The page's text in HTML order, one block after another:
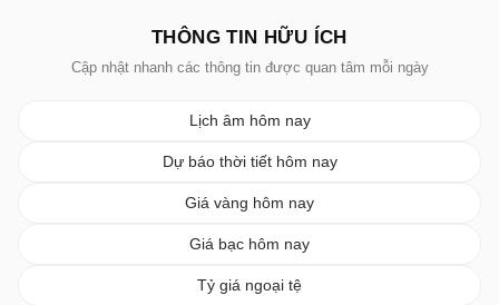
THÔNG TIN HỮU ÍCH
Cập nhật nhanh các thông tin được quan tâm mỗi ngày
Lịch âm hôm nay
Dự báo thời tiết hôm nay
Giá vàng hôm nay
Giá bạc hôm nay
Tỷ giá ngoại tệ